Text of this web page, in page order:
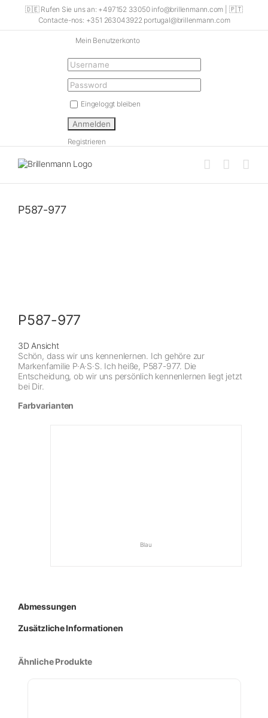
🇩🇪 Rufen Sie uns an: +497152 33050 info@brillenmann.com | 🇵🇹
Contacte-nos: +351 263043922 portugal@brillenmann.com
Mein Benutzerkonto
Eingeloggt bleiben
Registrieren
P587-977
P587-977
3D Ansicht
Schön, dass wir uns kennenlernen. Ich gehöre zur
Markenfamilie P·A·S·S. Ich heiße, P587-977. Die
Entscheidung, ob wir uns persönlich kennenlernen liegt jetzt
bei Dir.
Farbvarianten
Blau
Abmessungen
Zusätzliche Informationen
Ähnliche Produkte